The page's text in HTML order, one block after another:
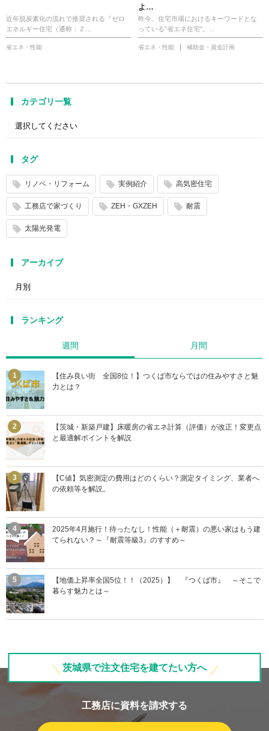
近年脱炭素化の流れで推奨される『ゼロ
エネルギー住宅（通称：Ｚ…
省エネ・性能
よ…
昨今、住宅市場におけるキーワードとな
っている”省エネ住宅”。…
省エネ・性能 補助金・資金計画
カテゴリ一覧
タグ
リノベ・リフォーム 実例紹介 高気密住宅
工務店で家づくり ZEH・GXZEH 耐震
太陽光発電
アーカイブ
ランキング
週間 月間
【住み良い街 全国8位！】つくば市ならではの住みやすさと魅
力とは？
【茨城・新築戸建】床暖房の省エネ計算（評価）が改正！変更点
と最適解ポイントを解説
【C値】気密測定の費用はどのくらい？測定タイミング、業者へ
の依頼等を解説。
2025年4月施行！待ったなし！性能（＋耐震）の悪い家はもう建
てられない？～『耐震等級3』のすすめ～
【地価上昇率全国5位！！（2025）】 『つくば市』 ～そこで
暮らす魅力とは～
茨城県で注文住宅を建てたい方へ
工務店に資料を請求する